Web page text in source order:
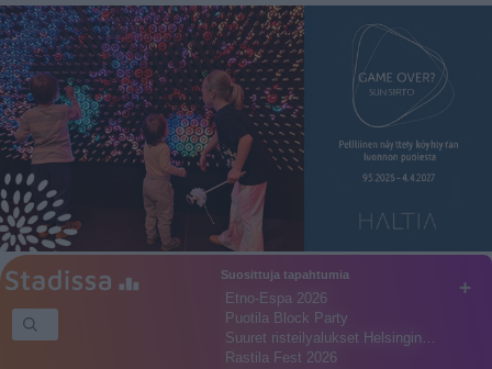
+
Suosittuja tapahtumia
Etno-Espa 2026
Puotila Block Party
Suuret risteilyalukset Helsingin…
Rastila Fest 2026